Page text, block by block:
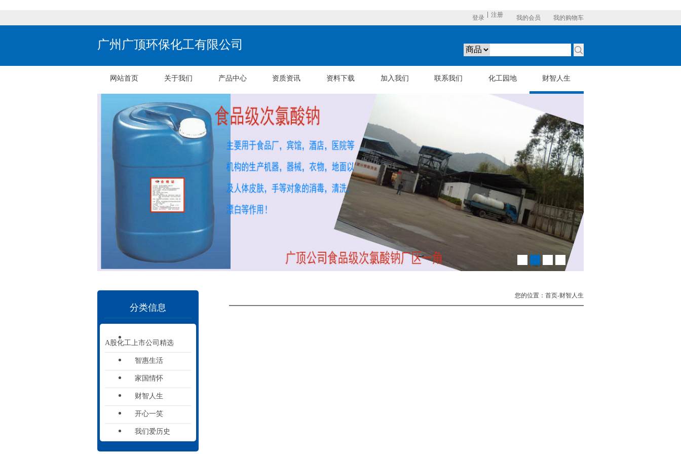
我的购物车
我的会员
注册
登录
广州广顶环保化工有限公司
网站首页 关于我们 产品中心 资质资讯 资料下载 加入我们 联系我们 化工园地 财智人生
分类信息
A股化工上市公司精选
智惠生活
家国情怀
财智人生
开心一笑
我们爱历史
您的位置：首页-财智人生